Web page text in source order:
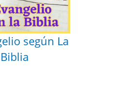
según La
Biblia